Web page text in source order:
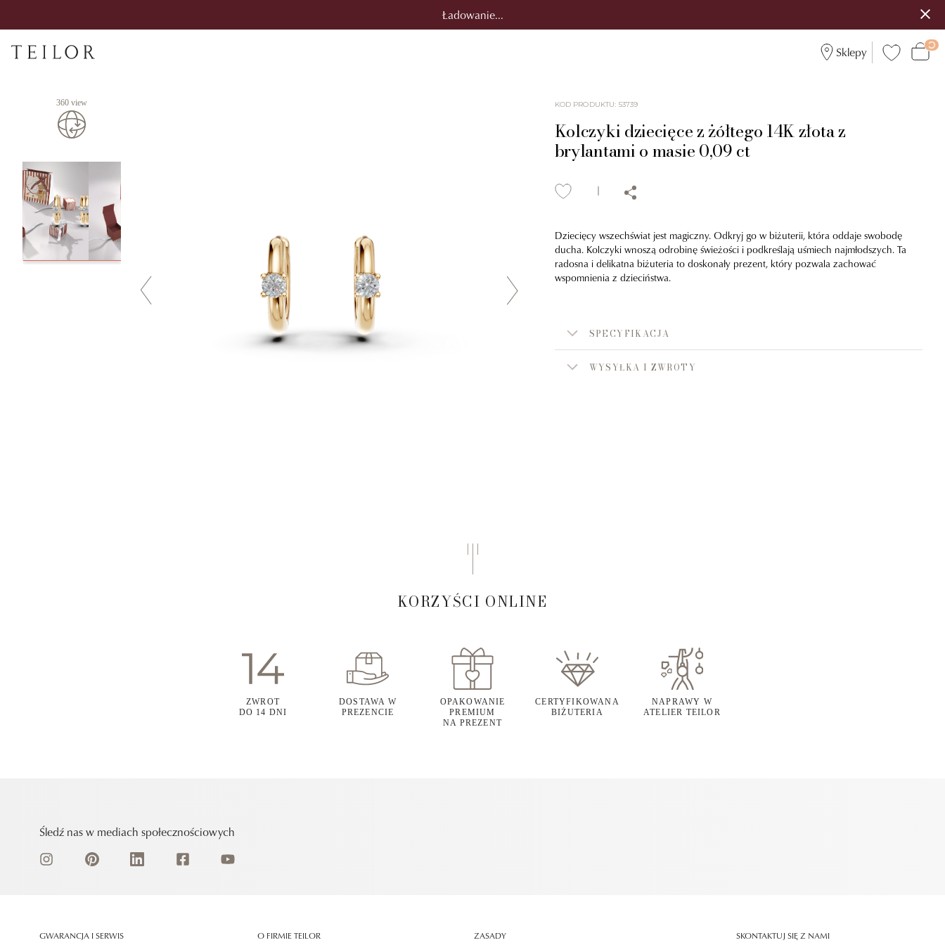
Ładowanie...
Sklepy
360 view KOD PRODUKTU: 53739
Kolczyki dziecięce z żółtego 14K złota z
brylantami o masie 0,09 ct
Dziecięcy wszechświat jest magiczny. Odkryj go w biżuterii, która oddaje swobodę
ducha. Kolczyki wnoszą odrobinę świeżości i podkreślają uśmiech najmłodszych. Ta
radosna i delikatna biżuteria to doskonały prezent, który pozwala zachować
wspomnienia z dzieciństwa.
SPECYFIKACJA
WYSYŁKA I ZWROTY
KORZYŚCI ONLINE
ZWROT
DO 14 DNI
DOSTAWA W
PREZENCIE
OPAKOWANIE
PREMIUM
NA PREZENT
CERTYFIKOWANA
BIŻUTERIA
NAPRAWY W
ATELIER TEILOR
Śledź nas w mediach społecznościowych
GWARANCJA I SERWIS O FIRMIE TEILOR ZASADY SKONTAKTUJ SIĘ Z NAMI